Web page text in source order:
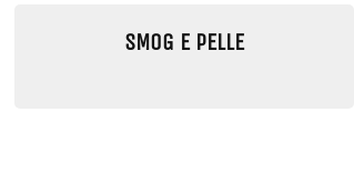
SMOG E PELLE